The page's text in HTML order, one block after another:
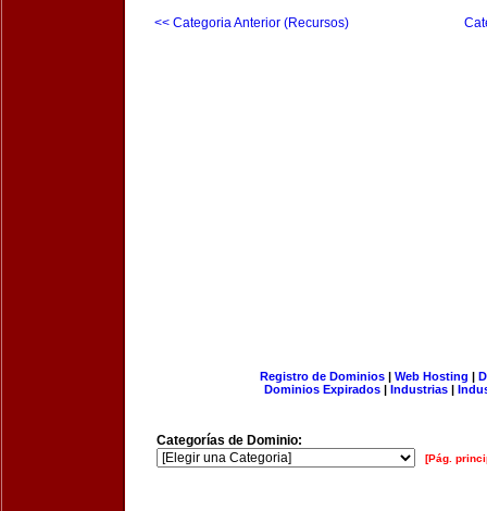
<< Categoria Anterior (Recursos)
Registro de Dominios| Web Hosting |
Dominios Expirados | Industrias |
Categorías de Dominio:
[Pág.